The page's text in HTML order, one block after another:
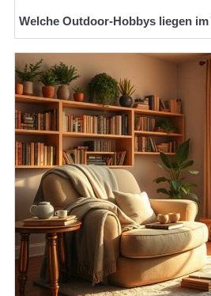
Welche Outdoor-Hobbys liegen im